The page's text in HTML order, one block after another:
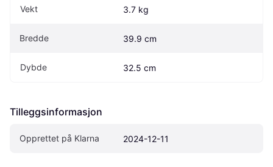
Vekt 3.7 kg
Bredde 39.9 cm
Dybde 32.5 cm
Tilleggsinformasjon
Opprettet på Klarna 2024-12-11